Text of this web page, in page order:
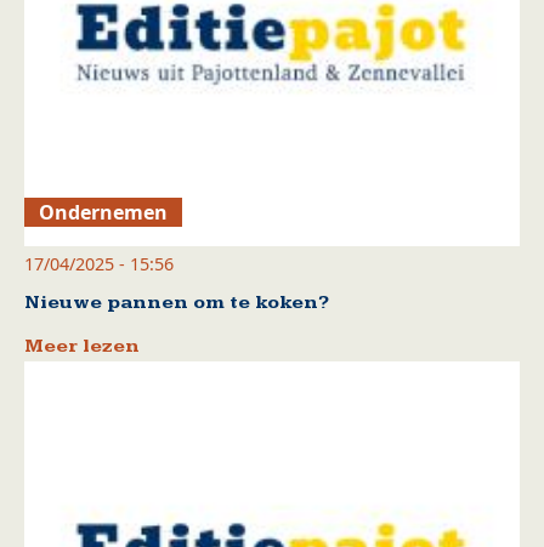
Ondernemen
17/04/2025 - 15:56
Nieuwe pannen om te koken?
Meer lezen